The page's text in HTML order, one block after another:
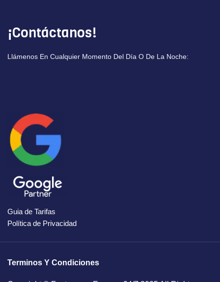
¡Contáctanos!
Llámenos En Cualquier Momento Del Día O De La Noche:
Guia de Tarifas
Política de Privacidad
Terminos Y Condiciones